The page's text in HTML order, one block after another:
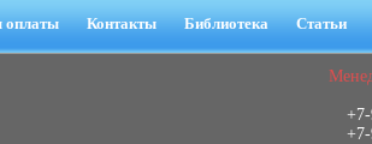
оплаты Контакты Библиотека Статьи